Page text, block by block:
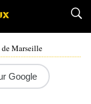
Marseille
Google